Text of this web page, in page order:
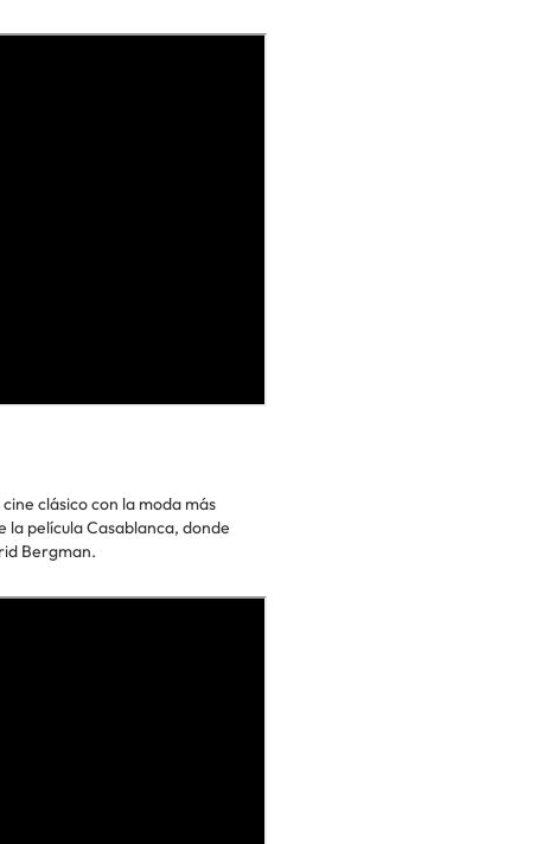
clásico con la moda más
película Casablanca, donde
Bergman.